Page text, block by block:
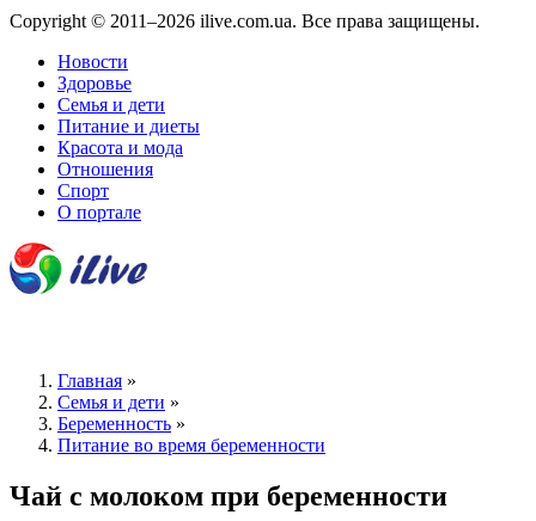
Copyright © 2011–2026 ilive.com.ua. Все права защищены.
Новости
Здоровье
Семья и дети
Питание и диеты
Красота и мода
Отношения
Спорт
О портале
Главная »
Семья и дети »
Беременность »
Питание во время беременности
Чай с молоком при беременности